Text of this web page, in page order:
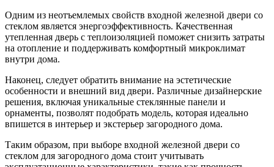
Одним из неотъемлемых свойств входной железной двери со
стеклом является энергоэффективность. Качественная
утепленная дверь с теплоизоляцией поможет снизить затраты
на отопление и поддерживать комфортный микроклимат
внутри дома.
Наконец, следует обратить внимание на эстетические
особенности и внешний вид двери. Различные дизайнерские
решения, включая уникальные стеклянные панели и
орнаменты, позволят подобрать модель, которая идеально
впишется в интерьер и экстерьер загородного дома.
Таким образом, при выборе входной железной двери со
стеклом для загородного дома стоит учитывать